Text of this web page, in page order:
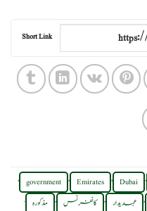
Short Link
,
Dubai
,
Emirates
,
government
,
, عہدیدار , کانفرنس , مذکورہ .